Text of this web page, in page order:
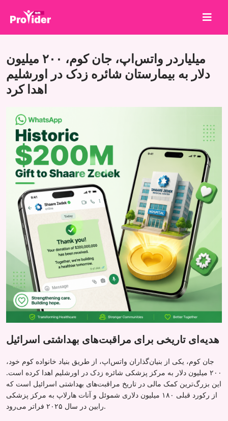
درباره ما
ورود
خدمات
API
شرایط
بلاگ
میلیاردر واتس‌اپ، جان کوم، ۲۰۰ میلیون
دلار به بیمارستان شائره زدک در اورشلیم
اهدا کرد
هدیه‌ای تاریخی برای مراقبت‌های بهداشتی اسرائیل
جان کوم، یکی از بنیان‌گذاران واتس‌اپ، از طریق بنیاد خانواده کوم خود،
۲۰۰ میلیون دلار به مرکز پزشکی شائره زدک در اورشلیم اهدا کرده است.
این بزرگ‌ترین کمک مالی در تاریخ مراقبت‌های بهداشتی اسرائیل است که
از رکورد قبلی ۱۸۰ میلیون دلاری شموئل و آنات هارلاپ به مرکز پزشکی
رابین در سال ۲۰۲۵ فراتر می‌رود.